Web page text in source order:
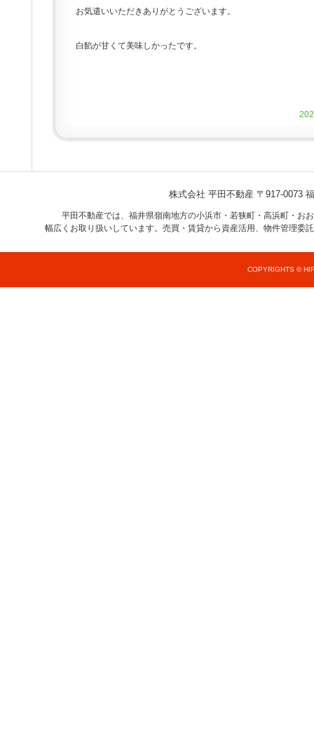
お気遣いいただきありがとうございます。
白餡が甘くて美味しかったです。
株式会社 平田不動産 〒917-0073
平田不動産では、福井県嶺南地方の小浜市・若狭町・高浜町・お
幅広くお取り扱いしています。売買・賃貸から資産活用、物件管理委
COPYRIGHTS ©